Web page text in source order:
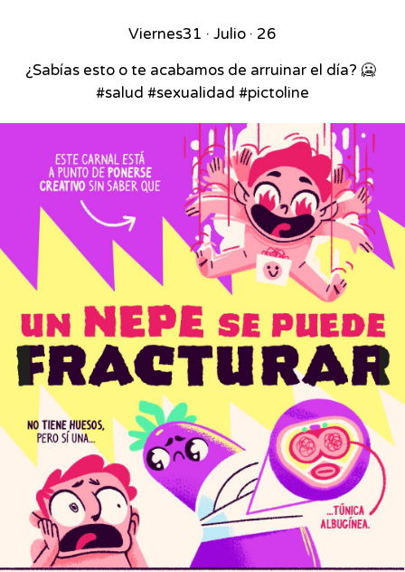
Viernes31 · Julio · 26
¿Sabías esto o te acabamos de arruinar el día? 🥶⁣ ⁣
#salud #sexualidad #pictoline